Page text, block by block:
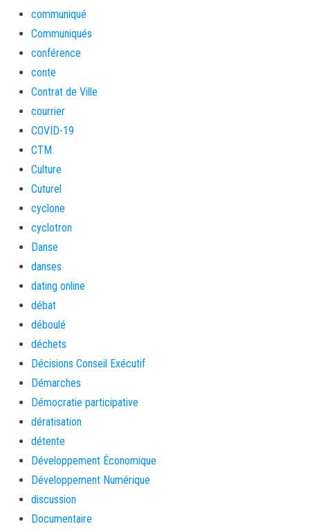
communiqué
Communiqués
conférence
conte
Contrat de Ville
courrier
COVID-19
CTM
Culture
Cuturel
cyclone
cyclotron
Danse
danses
dating online
débat
déboulé
déchets
Décisions Conseil Exécutif
Démarches
Démocratie participative
dératisation
détente
Développement Économique
Développement Numérique
discussion
Documentaire